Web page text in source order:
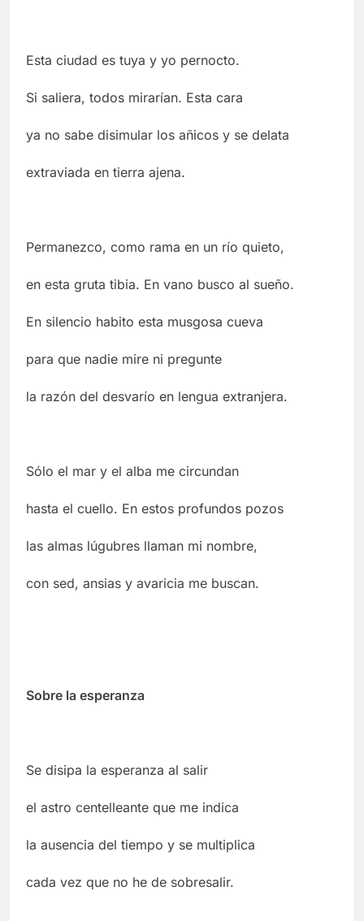
Esta ciudad es tuya y yo pernocto.
Si saliera, todos mirarían. Esta cara
ya no sabe disimular los añicos y se delata
extraviada en tierra ajena.
Permanezco, como rama en un río quieto,
en esta gruta tibia. En vano busco al sueño.
En silencio habito esta musgosa cueva
para que nadie mire ni pregunte
la razón del desvarío en lengua extranjera.
Sólo el mar y el alba me circundan
hasta el cuello. En estos profundos pozos
las almas lúgubres llaman mi nombre,
con sed, ansias y avaricia me buscan.
Sobre la esperanza
Se disipa la esperanza al salir
el astro centelleante que me indica
la ausencia del tiempo y se multiplica
cada vez que no he de sobresalir.